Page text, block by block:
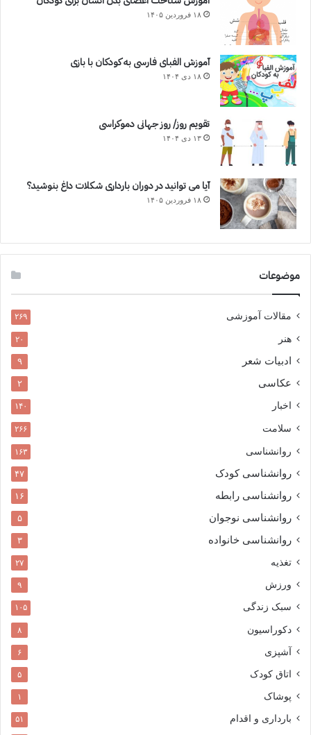
۱۸ فروردین ۱۴۰۵
آموزش الفبای فارسی به کودکان با بازی
۱۸ دی ۱۴۰۴
تقویم روز/ روز جهانی دموکراسی
۱۳ دی ۱۴۰۴
آیا می توانید در دوران بارداری شکلات داغ بنوشید؟
۱۸ فروردین ۱۴۰۵
موضوعات
مقالات آموزشی ۲۶۹
هنر ۲۰
ادبیات شعر ۹
عکاسی ۲
اخبار ۱۴۰
سلامت ۲۶۶
روانشناسی ۱۶۳
روانشناسی کودک ۴۷
روانشناسی رابطه ۱۶
روانشناسی نوجوان ۵
روانشناسی خانواده ۳
تغذیه ۲۷
ورزش ۹
سبک زندگی ۱۰۵
دکوراسیون ۸
آشپزی ۶
اتاق کودک ۵
پوشاک ۱
بارداری و اقدام ۵۱